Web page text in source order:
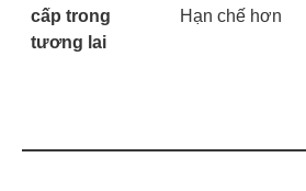
cấp trong
tương lai
Hạn chế hơn